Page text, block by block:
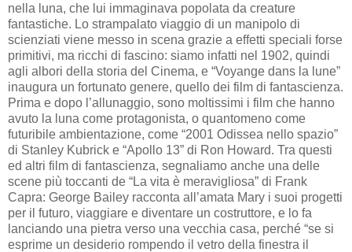
nella luna, che lui immaginava popolata da creature
fantastiche. Lo strampalato viaggio di un manipolo di
scienziati viene messo in scena grazie a effetti speciali forse
primitivi, ma ricchi di fascino: siamo infatti nel 1902, quindi
agli albori della storia del Cinema, e “Voyange dans la lune”
inaugura un fortunato genere, quello dei film di fantascienza.
Prima e dopo l’allunaggio, sono moltissimi i film che hanno
avuto la luna come protagonista, o quantomeno come
futuribile ambientazione, come “2001 Odissea nello spazio”
di Stanley Kubrick e “Apollo 13” di Ron Howard. Tra questi
ed altri film di fantascienza, segnaliamo anche una delle
scene più toccanti de “La vita è meravigliosa” di Frank
Capra: George Bailey racconta all’amata Mary i suoi progetti
per il futuro, viaggiare e diventare un costruttore, e lo fa
lanciando una pietra verso una vecchia casa, perché “se si
esprime un desiderio rompendo il vetro della finestra il